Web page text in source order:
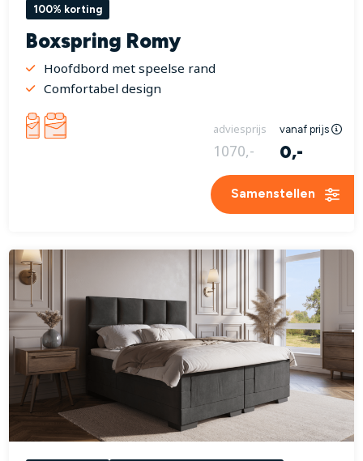
100% korting
Boxspring Romy
Hoofdbord met speelse rand
Comfortabel design
adviesprijs vanaf prijs
1070,- 0,-
Samenstellen